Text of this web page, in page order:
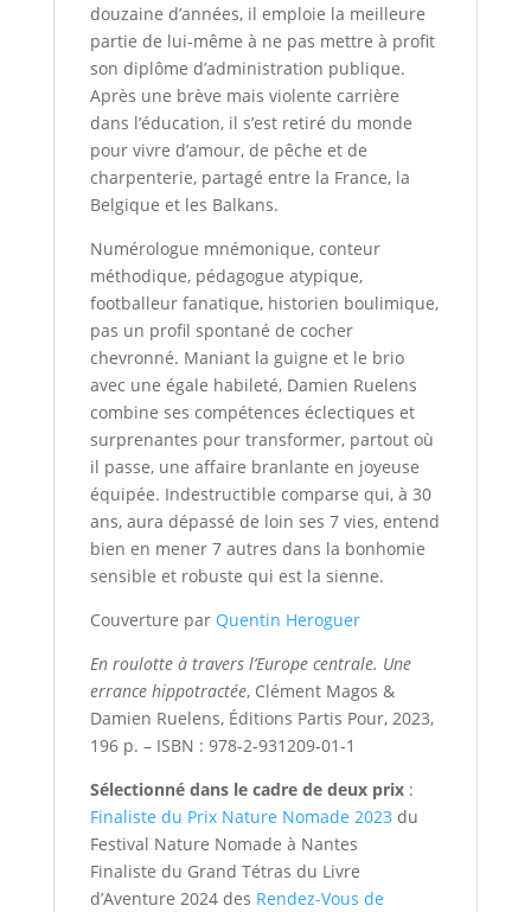
douzaine d’années, il emploie la meilleure
partie de lui-même à ne pas mettre à profit
son diplôme d’administration publique.
Après une brève mais violente carrière
dans l’éducation, il s’est retiré du monde
pour vivre d’amour, de pêche et de
charpenterie, partagé entre la France, la
Belgique et les Balkans.
Numérologue mnémonique, conteur
méthodique, pédagogue atypique,
footballeur fanatique, historien boulimique,
pas un profil spontané de cocher
chevronné. Maniant la guigne et le brio
avec une égale habileté, Damien Ruelens
combine ses compétences éclectiques et
surprenantes pour transformer, partout où
il passe, une affaire branlante en joyeuse
équipée. Indestructible comparse qui, à 30
ans, aura dépassé de loin ses 7 vies, entend
bien en mener 7 autres dans la bonhomie
sensible et robuste qui est la sienne.
Couverture par Quentin Heroguer
En roulotte à travers l’Europe centrale. Une
errance hippotractée, Clément Magos &
Damien Ruelens, Éditions Partis Pour, 2023,
196 p. – ISBN : 978-2-931209-01-1
Sélectionné dans le cadre de deux prix:
Finaliste du Prix Nature Nomade 2023du
Festival Nature Nomade à Nantes
Finaliste du Grand Tétras du Livre
d’Aventure 2024 des Rendez-Vous de